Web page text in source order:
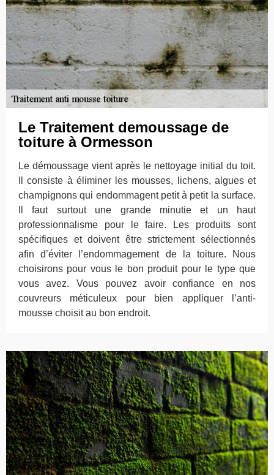
Le Traitement demoussage de
toiture à Ormesson
Le démoussage vient après le nettoyage initial du toit.
Il consiste à éliminer les mousses, lichens, algues et
champignons qui endommagent petit à petit la surface.
Il faut surtout une grande minutie et un haut
professionnalisme pour le faire. Les produits sont
spécifiques et doivent être strictement sélectionnés
afin d’éviter l’endommagement de la toiture. Nous
choisirons pour vous le bon produit pour le type que
vous avez. Vous pouvez avoir confiance en nos
couvreurs méticuleux pour bien appliquer l’anti-
mousse choisit au bon endroit.